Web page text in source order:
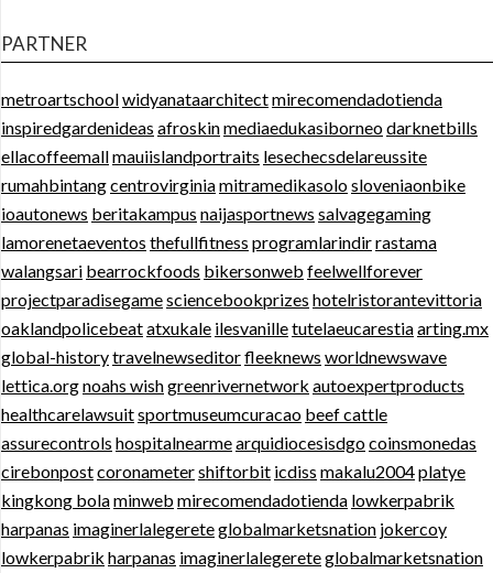
PARTNER
metroartschoolwidyanataarchitectmirecomendadotienda
inspiredgardenideas afroskinmediaedukasiborneodarknetbills
ellacoffeemallmauiislandportraits lesechecsdelareussite
rumahbintangcentrovirginiamitramedikasolosloveniaonbike
ioautonews beritakampus naijasportnews salvagegaming
lamorenetaeventos thefullfitness programlarindirrastama
walangsari bearrockfoods bikersonweb feelwellforever
projectparadisegamesciencebookprizes hotelristorantevittoria
oaklandpolicebeatatxukale ilesvanilletutelaeucarestiaarting.mx
global-historytravelnewseditorfleeknews worldnewswave
lettica.orgnoahs wishgreenrivernetwork autoexpertproducts
healthcarelawsuitsportmuseumcuracao beef cattle
assurecontrols hospitalnearmearquidiocesisdgocoinsmonedas
cirebonpostcoronametershiftorbit icdiss makalu2004platye
kingkong bolaminweb mirecomendadotienda lowkerpabrik
harpanas imaginerlalegereteglobalmarketsnation jokercoy
lowkerpabrik harpanas imaginerlalegereteglobalmarketsnation